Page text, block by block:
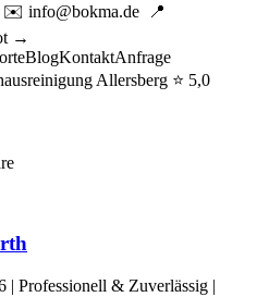
✉️ info@bokma.de 📍
→
Allersberg ⭐ 5,0
| Professionell & Zuverlässig |